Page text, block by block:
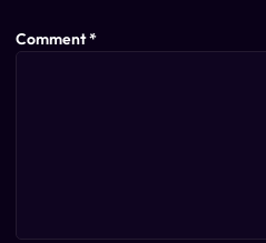
Comment*